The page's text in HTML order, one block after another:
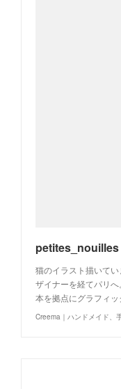
petites_nouilles
猫のイラスト描いて
ザイナーを経てパリ
本を拠点にグラフィ
Creema｜ハンドメイド、